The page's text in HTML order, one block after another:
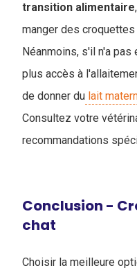
transition alimentaire
manger des
Néanmoins, s'il n'a pas
plus accès à
de donner du lait
Consultez votre
recommandations
Conclusion -
chat
Choisir la meilleure